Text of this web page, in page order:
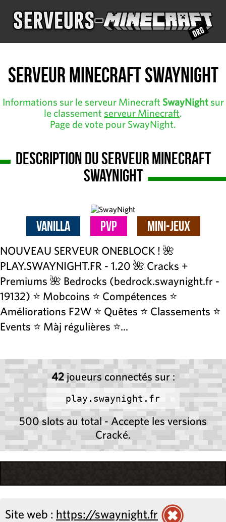
Serveur Minecraft SwayNight
Informations sur le serveur Minecraft SwayNightsur
le classement serveur Minecraft.
Page de vote pour SwayNight.
Description du serveur Minecraft
SwayNight
Vanilla PvP Mini-Jeux
NOUVEAU SERVEUR ONEBLOCK ! 🌺
PLAY.SWAYNIGHT.FR - 1.20 🌺 Cracks +
Premiums 🌺 Bedrocks (bedrock.swaynight.fr -
19132) ⭐ Mobcoins ⭐ Compétences ⭐
Améliorations F2W ⭐ Quêtes ⭐ Classements ⭐
Events ⭐ Màj régulières ⭐...
42joueurs connectés sur :
play.swaynight.fr
500 slots au total - Accepte les versions
Cracké.
Site web : https://swaynight.fr